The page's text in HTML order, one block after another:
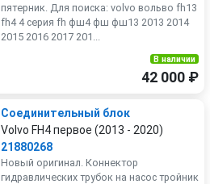
пятерник. Для поиска: volvo вольво fh13
fh4 4 серия fh фш4 фш фш13 2013 2014
2015 2016 2017 201...
В наличии
42 000 ₽
Соединительный блок
Volvo FH4 первое (2013 - 2020)
21880268
Новый оригинал. Коннектор
гидравлических трубок на насос тройник